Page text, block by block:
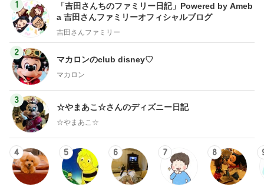
1
「吉田さんちのファミリー日記」Powered by Ameb
a 吉田さんファミリーオフィシャルブログ
吉田さんファミリー
2
マカロンのclub disney♡
マカロン
3
☆やまあこ☆さんのディズニー日記
☆やまあこ☆
4 5 6 7 8